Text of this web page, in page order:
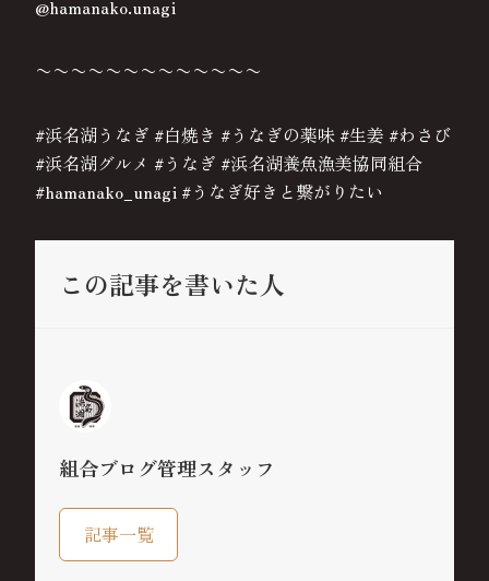
@hamanako.unagi
〜〜〜〜〜〜〜〜〜〜〜〜〜
#浜名湖うなぎ #白焼き #うなぎの薬味 #生姜 #わさび
#浜名湖グルメ #うなぎ #浜名湖養魚漁美協同組合
#hamanako_unagi #うなぎ好きと繋がりたい
この記事を書いた人
組合ブログ管理スタッフ
記事一覧